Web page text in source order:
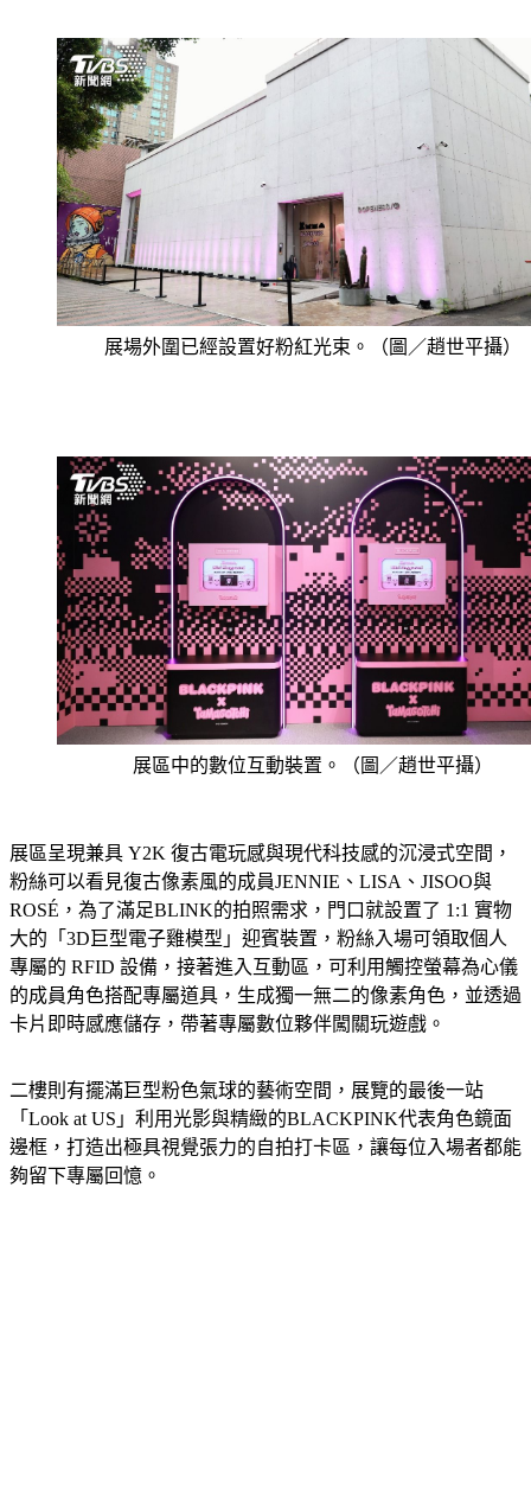
展場外圍已經設置好粉紅光束。（圖／趙世平攝）
展區中的數位互動裝置。（圖／趙世平攝）
展區呈現兼具 Y2K 復古電玩感與現代科技感的沉浸式空間，
粉絲可以看見復古像素風的成員JENNIE、LISA、JISOO與
ROSÉ，為了滿足BLINK的拍照需求，門口就設置了 1:1 實物
大的「3D巨型電子雞模型」迎賓裝置，粉絲入場可領取個人
專屬的 RFID 設備，接著進入互動區，可利用觸控螢幕為心儀
的成員角色搭配專屬道具，生成獨一無二的像素角色，並透過
卡片即時感應儲存，帶著專屬數位夥伴闖關玩遊戲。
二樓則有擺滿巨型粉色氣球的藝術空間，展覽的最後一站
「Look at US」利用光影與精緻的BLACKPINK代表角色鏡面
邊框，打造出極具視覺張力的自拍打卡區，讓每位入場者都能
夠留下專屬回憶。